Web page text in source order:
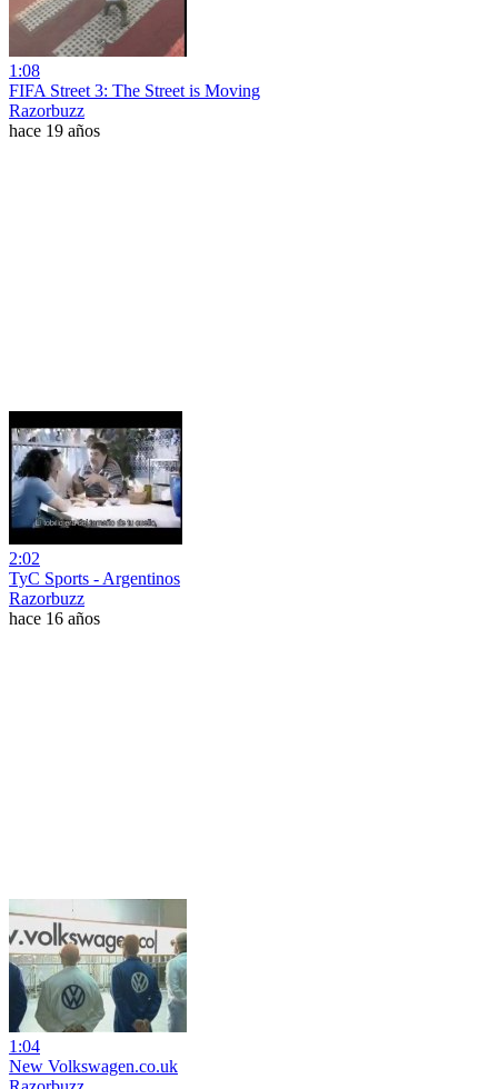
1:08
FIFA Street 3: The Street is Moving
Razorbuzz
hace 19 años
2:02
TyC Sports - Argentinos
Razorbuzz
hace 16 años
1:04
New Volkswagen.co.uk